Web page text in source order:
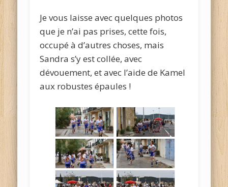
Je vous laisse avec quelques photos
que je n’ai pas prises, cette fois,
occupé à d’autres choses, mais
Sandra s’y est collée, avec
dévouement, et avec l’aide de Kamel
aux robustes épaules !